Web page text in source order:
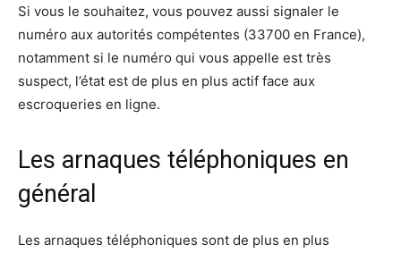
Si vous le souhaitez, vous pouvez aussi signaler le
numéro aux autorités compétentes (33700 en France),
notamment si le numéro qui vous appelle est très
suspect, l’état est de plus en plus actif face aux
escroqueries en ligne.
Les arnaques téléphoniques en
général
Les arnaques téléphoniques sont de plus en plus